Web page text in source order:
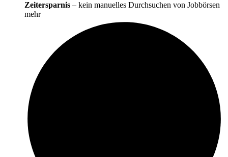
Zeitersparnis – kein manuelles Durchsuchen von Jobbörsen
mehr